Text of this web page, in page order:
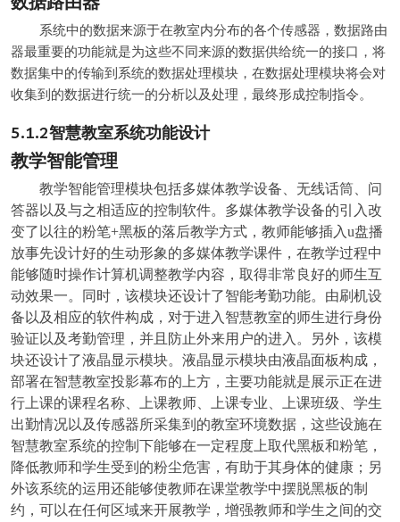
系统中的数据来源于在教室内分布的各个传感器，数据路由
器最重要的功能就是为这些不同来源的数据供给统一的接口，将
数据集中的传输到系统的数据处理模块，在数据处理模块将会对
收集到的数据进行统一的分析以及处理，最终形成控制指令。
5.1.2智慧教室系统功能设计
教学智能管理
教学智能管理模块包括多媒体教学设备、无线话筒、问
答器以及与之相适应的控制软件。多媒体教学设备的引入改
变了以往的粉笔+黑板的落后教学方式，教师能够插入u盘播
放事先设计好的生动形象的多媒体教学课件，在教学过程中
能够随时操作计算机调整教学内容，取得非常良好的师生互
动效果一。同时，该模块还设计了智能考勤功能。由刷机设
备以及相应的软件构成，对于进入智慧教室的师生进行身份
验证以及考勤管理，并且防止外来用户的进入。另外，该模
块还设计了液晶显示模块。液晶显示模块由液晶面板构成，
部署在智慧教室投影幕布的上方，主要功能就是展示正在进
行上课的课程名称、上课教师、上课专业、上课班级、学生
出勤情况以及传感器所采集到的教室环境数据，这些设施在
智慧教室系统的控制下能够在一定程度上取代黑板和粉笔，
降低教师和学生受到的粉尘危害，有助于其身体的健康；另
外该系统的运用还能够使教师在课堂教学中摆脱黑板的制
约，可以在任何区域来开展教学，增强教师和学生之间的交